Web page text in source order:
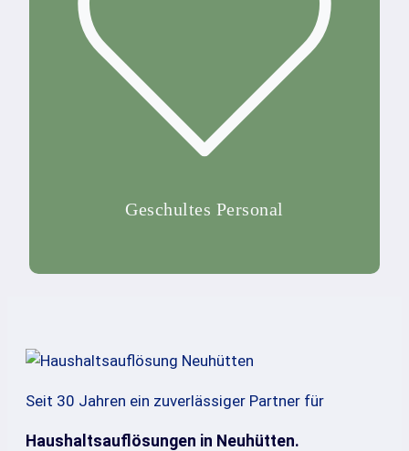
Geschultes Personal
Seit 30 Jahren ein zuverlässiger Partner für
Haushaltsauflösungen in Neuhütten.